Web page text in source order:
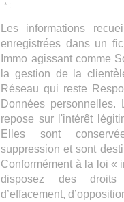
* :
Les informations
enregistrées dans un
Immo agissant comme
la gestion de la
Réseau qui reste
Données
repose sur l'intérêt
Elles sont
suppression et sont
Conformément à la loi «
disposez des droits
d’effacement,